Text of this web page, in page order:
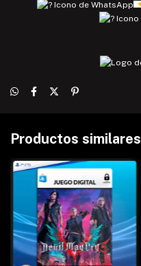
Productos similares